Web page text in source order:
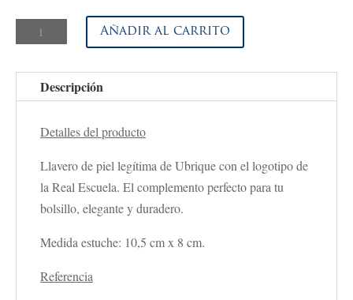
Llavero
cantidad
Añadir al carrito
Descripción
Detalles del producto
Llavero de piel legítima de Ubrique con el logotipo de
la Real Escuela. El complemento perfecto para tu
bolsillo, elegante y duradero.
Medida estuche: 10,5 cm x 8 cm.
Referencia